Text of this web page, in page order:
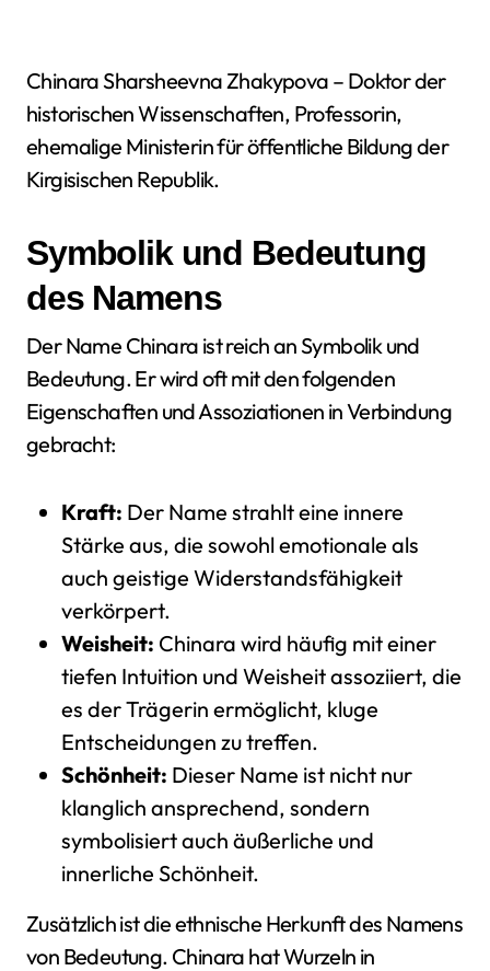
Chinara Sharsheevna Zhakypova – Doktor der
historischen Wissenschaften, Professorin,
ehemalige Ministerin für öffentliche Bildung der
Kirgisischen Republik.
Symbolik und Bedeutung
des Namens
Der Name Chinara ist reich an Symbolik und
Bedeutung. Er wird oft mit den folgenden
Eigenschaften und Assoziationen in Verbindung
gebracht:
Kraft: Der Name strahlt eine innere
Stärke aus, die sowohl emotionale als
auch geistige Widerstandsfähigkeit
verkörpert.
Weisheit: Chinara wird häufig mit einer
tiefen Intuition und Weisheit assoziiert, die
es der Trägerin ermöglicht, kluge
Entscheidungen zu treffen.
Schönheit: Dieser Name ist nicht nur
klanglich ansprechend, sondern
symbolisiert auch äußerliche und
innerliche Schönheit.
Zusätzlich ist die ethnische Herkunft des Namens
von Bedeutung. Chinara hat Wurzeln in